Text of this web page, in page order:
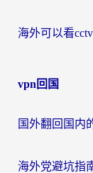
vpn回国